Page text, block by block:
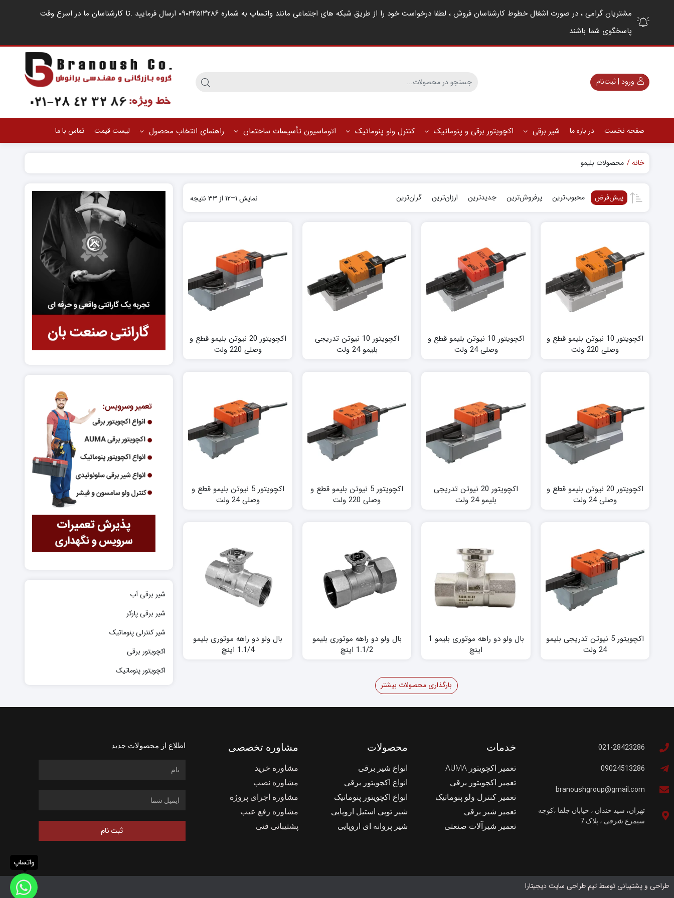
مشتریان گرامی ، در صورت اشغال خطوط کارشناسان فروش ، لطفا درخواست خود را از طریق شبکه های اجتماعی مانند واتساپ به شماره ۰۹۰۲۴۵۱۳۲۸۶ ارسال فرمایید .‌تا کارشناسان ما در اسرع وقت
پاسخگوی شما باشند
ورود | ثبت‌نام
صفحه نخست در باره ما شیر برقی اکچویتور برقی و پنوماتیک کنترل ولو پنوماتیک اتوماسیون تأسیسات ساختمان راهنمای انتخاب محصول لیست قیمت تماس با ما
خانه محصولات بلیمو
پیش‌فرض محبوب‌ترین پرفروش‌ترین جدیدترین ارزان‌ترین گران‌ترین نمایش 1–12 از 33 نتیجه
اکچویتور 10 نیوتن بلیمو قطع و
وصلی 220 ولت
اکچویتور 10 نیوتن بلیمو قطع و
وصلی 24 ولت
اکچویتور 10 نیوتن تدریجی
بلیمو 24 ولت
اکچویتور 20 نیوتن بلیمو قطع و
وصلی 220 ولت
اکچویتور 20 نیوتن بلیمو قطع و
وصلی 24 ولت
اکچویتور 20 نیوتن تدریجی
بلیمو 24 ولت
اکچویتور 5 نیوتن بلیمو قطع و
وصلی 220 ولت
اکچویتور 5 نیوتن بلیمو قطع و
وصلی 24 ولت
اکچویتور 5 نیوتن تدریجی بلیمو
24 ولت
بال ولو دو راهه موتوری بلیمو 1
اینچ
بال ولو دو راهه موتوری بلیمو
1.1/2 اینچ
بال ولو دو راهه موتوری بلیمو
1.1/4 اینچ
بارگذاری محصولات بیشتر
شیر برقی آب
شیر برقی پارکر
شیر کنترلی پنوماتیک
اکچویتور برقی
اکچویتور پنوماتیک
021-28423286
09024513286
branoushgroup@gmail.com
تهران، سید خندان ، خیابان جلفا ،کوچه
سیمرغ شرقی ، پلاک 7
خدمات
تعمیر اکچویتور AUMA
تعمیر اکچویتور برقی
تعمیر کنترل ولو پنوماتیک
تعمیر شیر برقی
تعمیر شیرآلات صنعتی
محصولات
انواع شیر برقی
انواع اکچویتور برقی
انواع اکچویتور پنوماتیک
شیر توپی استیل اروپایی
شیر پروانه ای اروپایی
مشاوره تخصصی
مشاوره خرید
مشاوره نصب
مشاوره اجرای پروژه
مشاوره رفع عیب
پشتیبانی فنی
اطلاع از محصولات جدید
ثبت نام
طراحی و پشتیبانی توسط تیم طراحی سایت دیجیتارا
واتساپ